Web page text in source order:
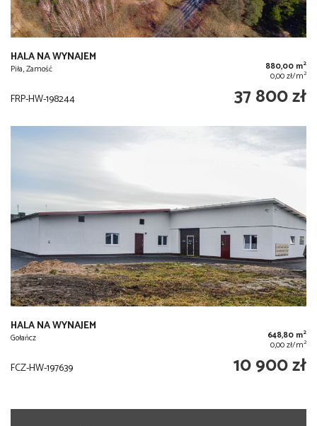
HALA NA WYNAJEM
Piła, Zamość 880,00 m2
0,00 zł/m2
FRP-HW-198244 37 800 zł
HALA NA WYNAJEM
Gołańcz 648,80 m2
0,00 zł/m2
FCZ-HW-197639 10 900 zł